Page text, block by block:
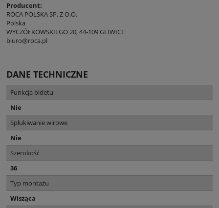
Producent:
ROCA POLSKA SP. Z O.O.
Polska
WYCZÓŁKOWSKIEGO 20, 44-109 GLIWICE
biuro@roca.pl
DANE TECHNICZNE
Funkcja bidetu
Nie
Spłukiwanie wirowe
Nie
Szerokość
36
Typ montażu
Wisząca